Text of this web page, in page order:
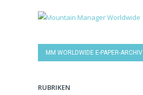
MM WORLDWIDE E-PAPER-ARCHIV
RUBRIKEN